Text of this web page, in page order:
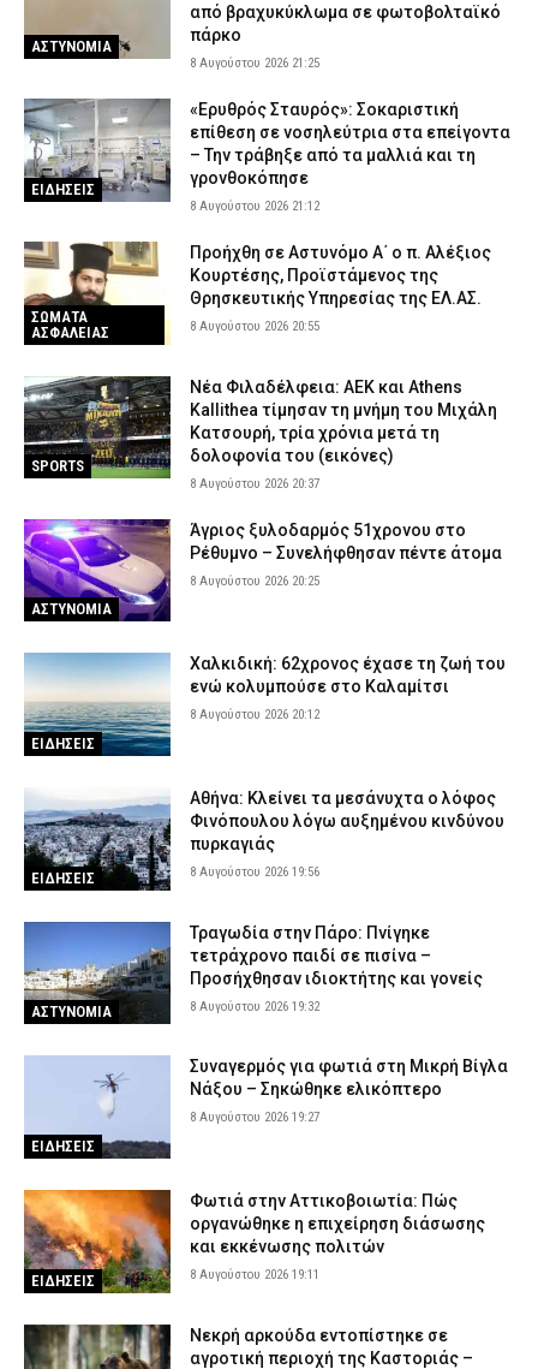
ΑΣΤΥΝΟΜΙΑ
από βραχυκύκλωμα σε φωτοβολταϊκό
πάρκο
8 Αυγούστου 2026 21:25
ΕΙΔΗΣΕΙΣ
«Ερυθρός Σταυρός»: Σοκαριστική
επίθεση σε νοσηλεύτρια στα επείγοντα
– Την τράβηξε από τα μαλλιά και τη
γρονθοκόπησε
8 Αυγούστου 2026 21:12
ΣΩΜΑΤΑ
ΑΣΦΑΛΕΙΑΣ
Προήχθη σε Αστυνόμο Α΄ ο π. Αλέξιος
Κουρτέσης, Προϊστάμενος της
Θρησκευτικής Υπηρεσίας της ΕΛ.ΑΣ.
8 Αυγούστου 2026 20:55
SPORTS
Νέα Φιλαδέλφεια: ΑΕΚ και Athens
Kallithea τίμησαν τη μνήμη του Μιχάλη
Κατσουρή, τρία χρόνια μετά τη
δολοφονία του (εικόνες)
8 Αυγούστου 2026 20:37
ΑΣΤΥΝΟΜΙΑ
Άγριος ξυλοδαρμός 51χρονου στο
Ρέθυμνο – Συνελήφθησαν πέντε άτομα
8 Αυγούστου 2026 20:25
ΕΙΔΗΣΕΙΣ
Χαλκιδική: 62χρονος έχασε τη ζωή του
ενώ κολυμπούσε στο Καλαμίτσι
8 Αυγούστου 2026 20:12
ΕΙΔΗΣΕΙΣ
Αθήνα: Κλείνει τα μεσάνυχτα ο λόφος
Φινόπουλου λόγω αυξημένου κινδύνου
πυρκαγιάς
8 Αυγούστου 2026 19:56
ΑΣΤΥΝΟΜΙΑ
Τραγωδία στην Πάρο: Πνίγηκε
τετράχρονο παιδί σε πισίνα –
Προσήχθησαν ιδιοκτήτης και γονείς
8 Αυγούστου 2026 19:32
ΕΙΔΗΣΕΙΣ
Συναγερμός για φωτιά στη Μικρή Βίγλα
Νάξου – Σηκώθηκε ελικόπτερο
8 Αυγούστου 2026 19:27
ΕΙΔΗΣΕΙΣ
Φωτιά στην Αττικοβοιωτία: Πώς
οργανώθηκε η επιχείρηση διάσωσης
και εκκένωσης πολιτών
8 Αυγούστου 2026 19:11
Νεκρή αρκούδα εντοπίστηκε σε
αγροτική περιοχή της Καστοριάς –